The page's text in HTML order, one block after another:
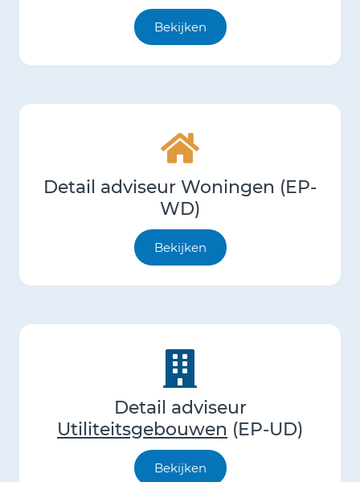
Bekijken
Detail adviseur Woningen (EP-
WD)
Bekijken
Detail adviseur
Utiliteitsgebouwen (EP-UD)
Bekijken